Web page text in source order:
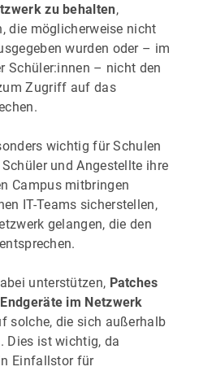
zu behalten,
die möglicherweise nicht
wurden oder – im
Schüler:innen – nicht den
Zugriff auf das
wichtig für Schulen
und Angestellte ihre
Campus mitbringen
IT-Teams sicherstellen,
gelangen, die den
unterstützen, Patches
im Netzwerk
solche, die sich außerhalb
Dies ist wichtig, da
Einfallstor für